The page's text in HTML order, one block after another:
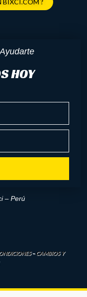
BIXCI.COM ?
HOY
– Perú
–CAMBIOS Y